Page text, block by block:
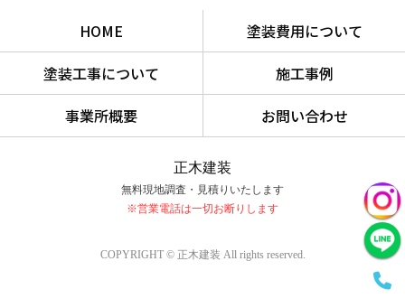
HOME
塗装費用について
塗装工事について
施工事例
事業所概要
お問い合わせ
正木建装
無料現地調査・見積りいたします
※営業電話は一切お断りします
COPYRIGHT © 正木建装 All rights reserved.